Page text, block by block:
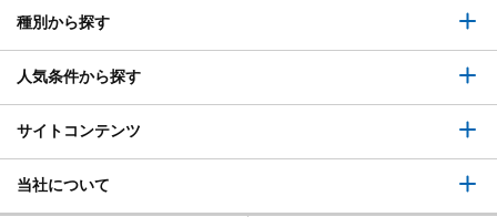
種別から探す
人気条件から探す
サイトコンテンツ
当社について